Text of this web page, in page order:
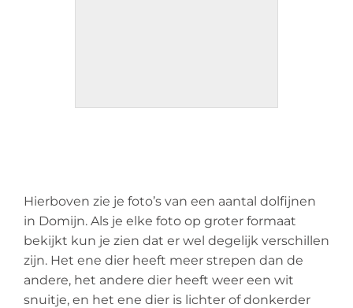
Hierboven zie je foto’s van een aantal dolfijnen
in Domijn. Als je elke foto op groter formaat
bekijkt kun je zien dat er wel degelijk verschillen
zijn. Het ene dier heeft meer strepen dan de
andere, het andere dier heeft weer een wit
snuitje, en het ene dier is lichter of donkerder